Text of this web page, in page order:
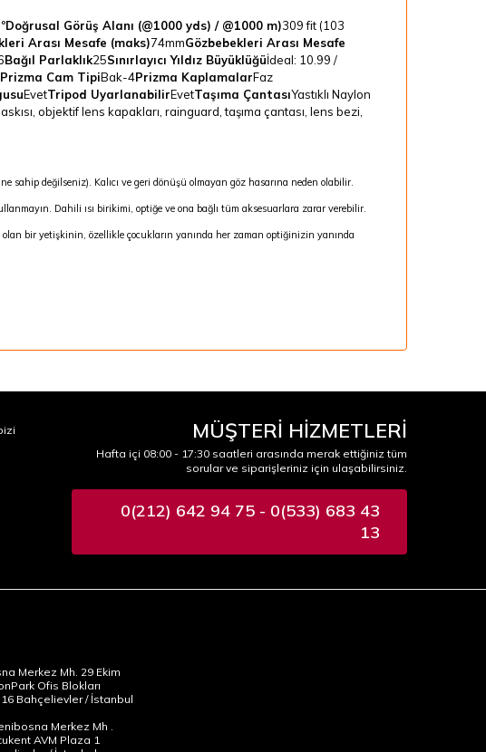
Doğrusal Görüş Alanı (@1000 yds) / @1000 m)309 fit (103
Arası Mesafe (maks)74mmGözbebekleri Arası Mesafe
Bağıl Parlaklık25Sınırlayıcı Yıldız Büyüklüğüİdeal: 10.99 /
Prizma Cam TipiBak-4Prizma KaplamalarFaz
EvetTripod UyarlanabilirEvetTaşıma ÇantasıYastıklı Naylon
objektif lens kapakları, rainguard, taşıma çantası, lens bezi,
sahip değilseniz). Kalıcı ve geri dönüşü olmayan göz hasarına neden olabilir.
Dahili ısı birikimi, optiğe ve ona bağlı tüm aksesuarlara zarar verebilir.
bir yetişkinin, özellikle çocukların yanında her zaman optiğinizin yanında
MÜŞTERİ HİZMETLERİ
Hafta içi 08:00 - 17:30 saatleri arasında merak ettiğiniz tüm
sorular ve siparişleriniz için ulaşabilirsiniz.
0(212) 642 94 75 - 0(533) 683 43
13
Merkez Mh. 29 Ekim
Ofis Blokları
Bahçelievler / İstanbul
Merkez Mh .
AVM Plaza 1